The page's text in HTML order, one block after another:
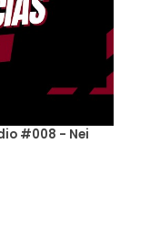
#008 - Nei